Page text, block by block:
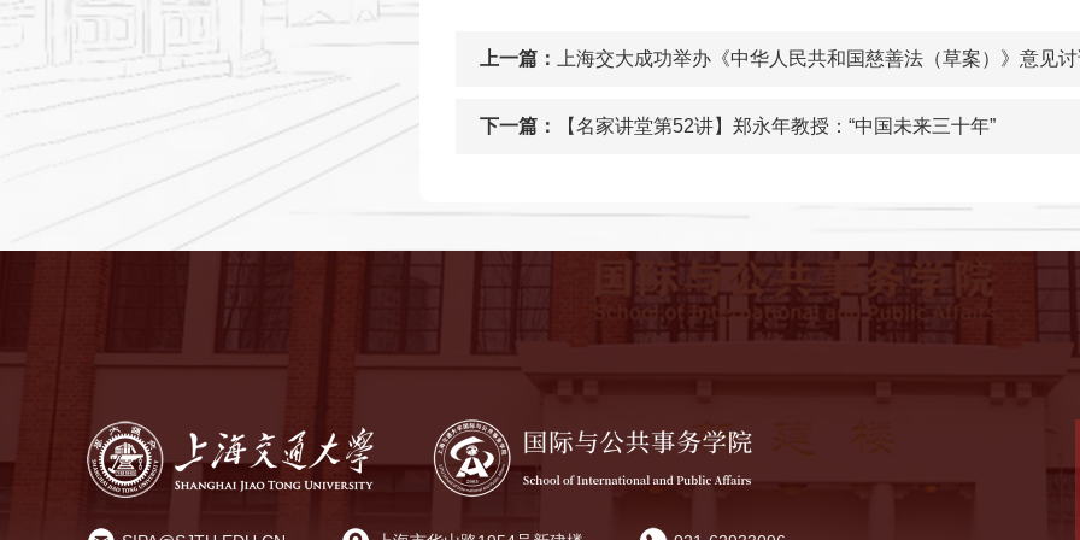
上一篇： 上海交大成功举办《中华人民共和国慈善法（草案）》意见
下一篇： 【名家讲堂第52讲】郑永年教授：“中国未来三十年”